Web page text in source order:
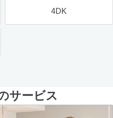
4DK
サービス